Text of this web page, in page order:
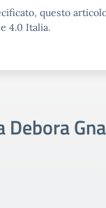
questo
4.0 Italia.